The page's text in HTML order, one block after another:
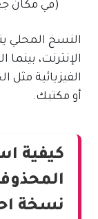
(في مكان
النسخ المحلي
الإنترنت،
الفيزيائية
أو مكتبك.
كيفية
نسخة